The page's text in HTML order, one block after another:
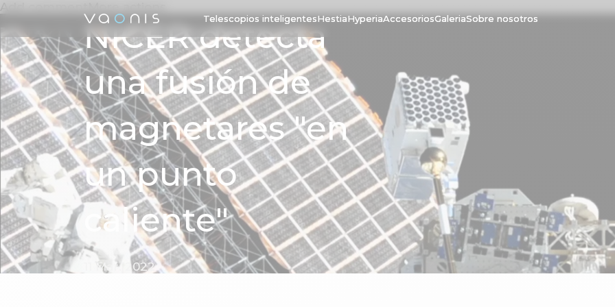
Telescopios inteligentesHestiaHyperiaAccesoriosGaleriaSobre nosotros
Add commentMore actions
NICER detecta
una fusión de
magnetares "en
un punto
caliente"
11 Mar. 2022